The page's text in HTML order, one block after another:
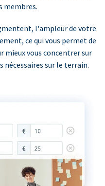
membres.
l'ampleur de votre
ce qui vous permet de
mieux vous concentrer sur
sur le terrain.